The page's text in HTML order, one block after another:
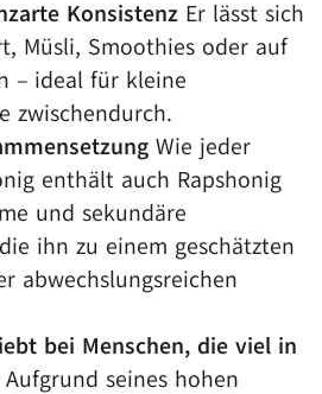
Konsistenz Er lässt sich
Müsli, Smoothies oder auf
– ideal für kleine
zwischendurch.
Wie jeder
enthält auch Rapshonig
und sekundäre
ihn zu einem geschätzten
abwechslungsreichen
bei Menschen, die viel in
Aufgrund seines hohen